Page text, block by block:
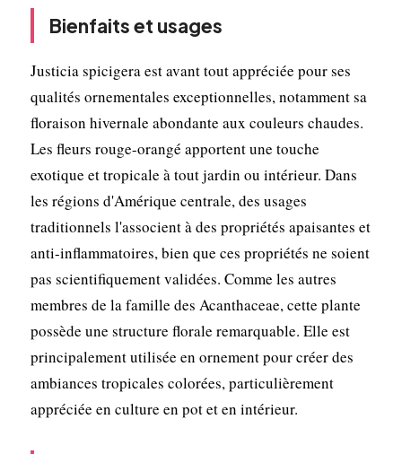
Bienfaits et usages
Justicia spicigera est avant tout appréciée pour ses
qualités ornementales exceptionnelles, notamment sa
floraison hivernale abondante aux couleurs chaudes.
Les fleurs rouge-orangé apportent une touche
exotique et tropicale à tout jardin ou intérieur. Dans
les régions d'Amérique centrale, des usages
traditionnels l'associent à des propriétés apaisantes et
anti-inflammatoires, bien que ces propriétés ne soient
pas scientifiquement validées. Comme les autres
membres de la famille des Acanthaceae, cette plante
possède une structure florale remarquable. Elle est
principalement utilisée en ornement pour créer des
ambiances tropicales colorées, particulièrement
appréciée en culture en pot et en intérieur.